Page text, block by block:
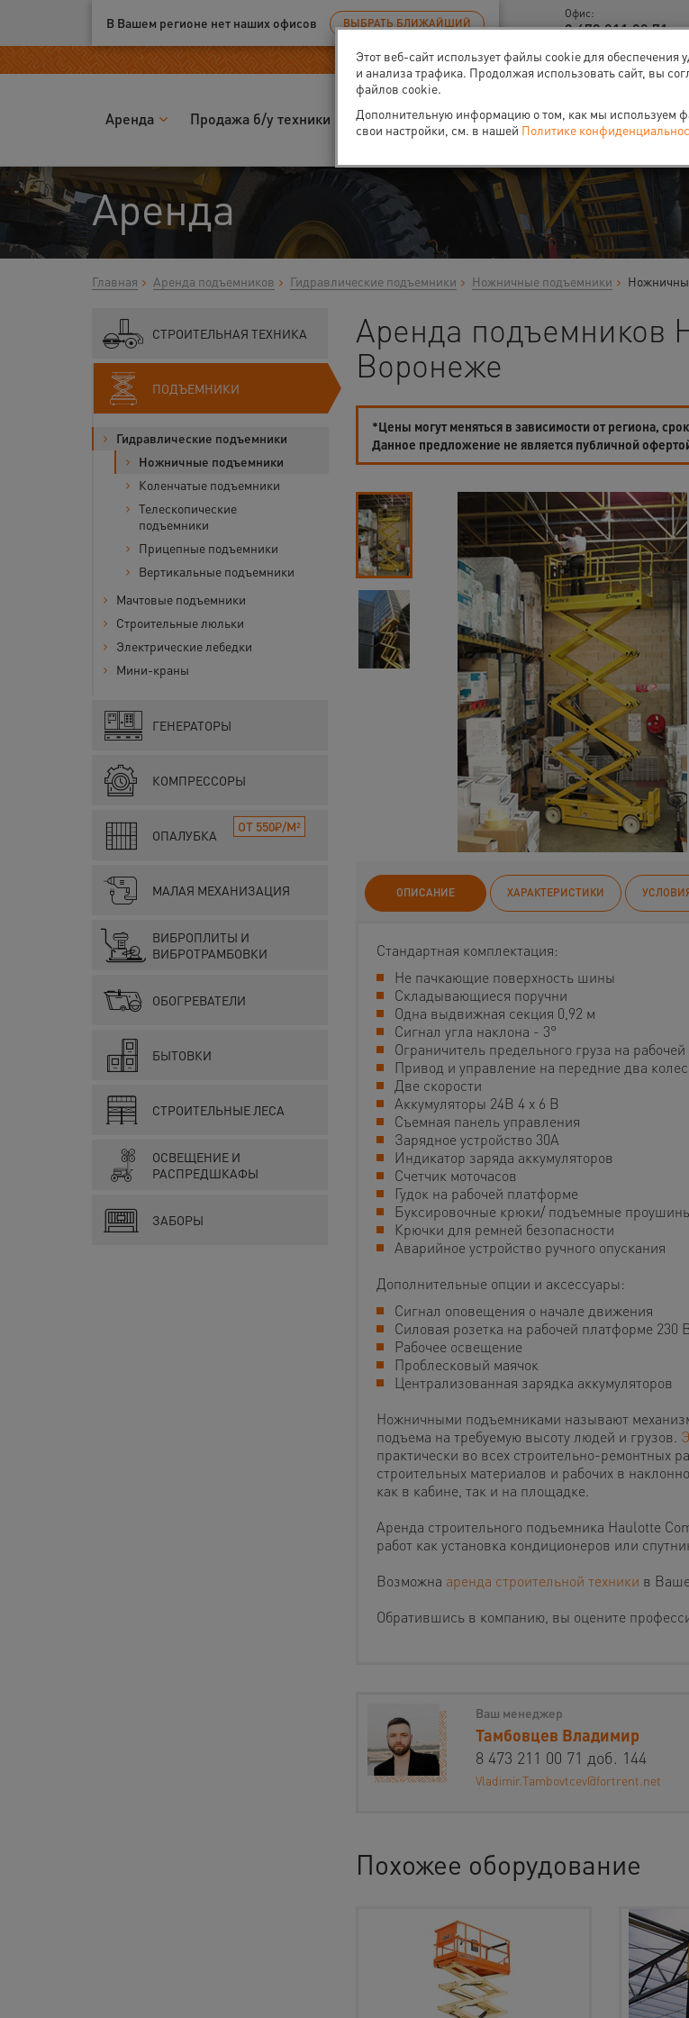
Ваш город:Воронеж
В Вашем регионе нет наших офисов ВЫБРАТЬ БЛИЖАЙШИЙ
Офис:
8 473 211 00 71
Аренда Продажа б/у техники Запчасти О нас
Аренда
Главная Аренда подъемников Гидравлические подъемники Ножничные подъемники
СТРОИТЕЛЬНАЯ ТЕХНИКА
ПОДЪЕМНИКИ
Гидравлические подъемники
Ножничные подъемники
Коленчатые подъемники
Телескопические
подъемники
Прицепные подъемники
Вертикальные подъемники
Мачтовые подъемники
Строительные люльки
Электрические лебедки
Мини-краны
ГЕНЕРАТОРЫ
КОМПРЕССОРЫ
ОПАЛУБКА
ОТ 550₽/М²
МАЛАЯ МЕХАНИЗАЦИЯ
ВИБРОПЛИТЫ И
ВИБРОТРАМБОВКИ
ОБОГРЕВАТЕЛИ
БЫТОВКИ
СТРОИТЕЛЬНЫЕ ЛЕСА
ОСВЕЩЕНИЕ И
РАСПРЕДШКАФЫ
ЗАБОРЫ
Аренда подъемников
Воронеже
*Цены могут меняться в зависимости от региона,
Данное предложение не является публичной
ОПИСАНИЕ ХАРАКТЕРИСТИКИ
Стандартная комплектация:
Не пачкающие поверхность шины
Складывающиеся поручни
Одна выдвижная секция 0,92 м
Сигнал угла наклона - 3°
Ограничитель предельного груза на
Привод и управление на передние два
Две скорости
Аккумуляторы 24В 4 х 6 В
Съемная панель управления
Зарядное устройство 30А
Индикатор заряда аккумуляторов
Счетчик моточасов
Гудок на рабочей платформе
Буксировочные крюки/ подъемные
Крючки для ремней безопасности
Аварийное устройство ручного опускания
Дополнительные опции и аксессуары:
Сигнал оповещения о начале движения
Силовая розетка на рабочей платформе 230
Рабочее освещение
Проблесковый маячок
Централизованная зарядка аккумуляторов
Ножничными подъемниками называют
подъема на требуемую высоту людей и грузов.
практически во всех строительно-ремонтных
строительных материалов и рабочих в
как в кабине, так и на площадке.
Аренда строительного подъемника Haulotte
работ как установка кондиционеров или
Возможна аренда строительной техники в
Обратившись в компанию, вы оцените
Ваш менеджер
Тамбовцев Владимир
8 473 211 00 71 доб. 144
Vladimir.Tambovtcev@fortrent.net
Похожее оборудование
Этот веб-сайт использует файлы cookie для обеспечения
и анализа трафика. Продолжая использовать сайт, вы
файлов cookie.
Дополнительную информацию о том, как мы используем
свои настройки, см. в нашей Политике